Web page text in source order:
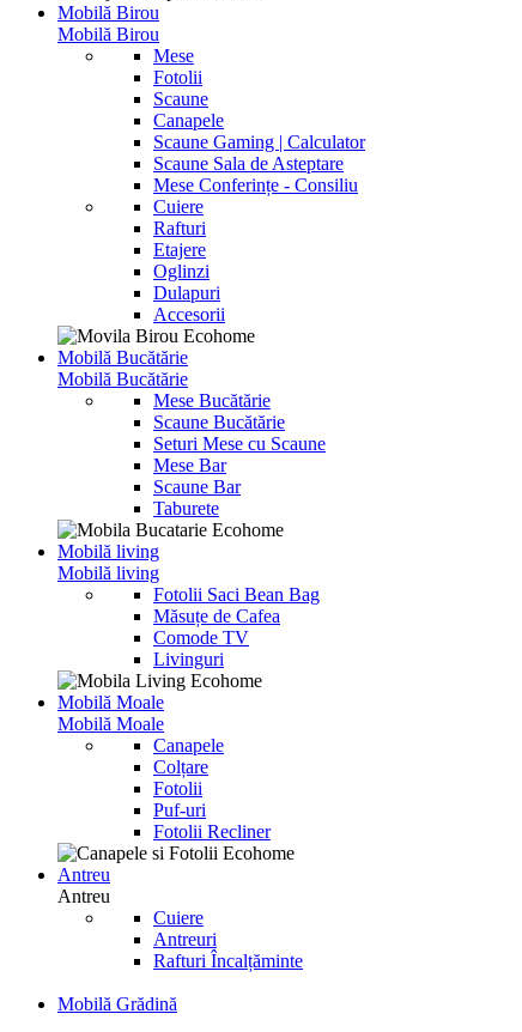
Mobilă Birou
Mobilă Birou
Mese
Fotolii
Scaune
Canapele
Scaune Gaming | Calculator
Scaune Sala de Asteptare
Mese Conferințe - Consiliu
Cuiere
Rafturi
Etajere
Oglinzi
Dulapuri
Accesorii
Mobilă Bucătărie
Mobilă Bucătărie
Mese Bucătărie
Scaune Bucătărie
Seturi Mese cu Scaune
Mese Bar
Scaune Bar
Taburete
Mobilă living
Mobilă living
Fotolii Saci Bean Bag
Măsuțe de Cafea
Comode TV
Livinguri
Mobilă Moale
Mobilă Moale
Canapele
Colțare
Fotolii
Puf-uri
Fotolii Recliner
Antreu
Antreu
Cuiere
Antreuri
Rafturi Încalțăminte
Mobilă Grădină